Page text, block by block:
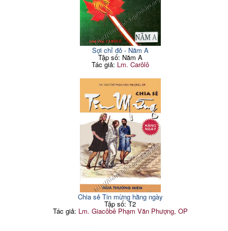
Sợi chỉ đỏ - Năm A
Tập số: Năm A
Tác giả: Lm. Carôlô
Chia sẻ Tin mừng hằng ngày
Tập số: T2
Tác giả: Lm. Giacôbê Phạm Văn Phượng, OP